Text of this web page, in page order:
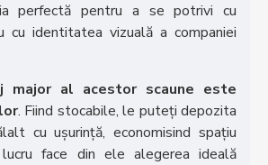
perfectă pentru a se potrivi cu
cu identitatea vizuală a companiei
major al acestor scaune este
. Fiind stocabile, le puteți depozita
cu ușurință, economisind spațiu
face din ele alegerea ideală